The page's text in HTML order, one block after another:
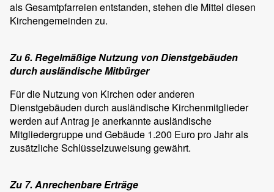
als Gesamtpfarreien entstanden, stehen die Mittel diesen
Kirchengemeinden zu.
Zu 6. Regelmäßige Nutzung von Dienstgebäuden
durch ausländische Mitbürger
Für die Nutzung von Kirchen oder anderen
Dienstgebäuden durch ausländische Kirchenmitglieder
werden auf Antrag je anerkannte ausländische
Mitgliedergruppe und Gebäude 1.200 Euro pro Jahr als
zusätzliche Schlüsselzuweisung gewährt.
Zu 7. Anrechenbare Erträge